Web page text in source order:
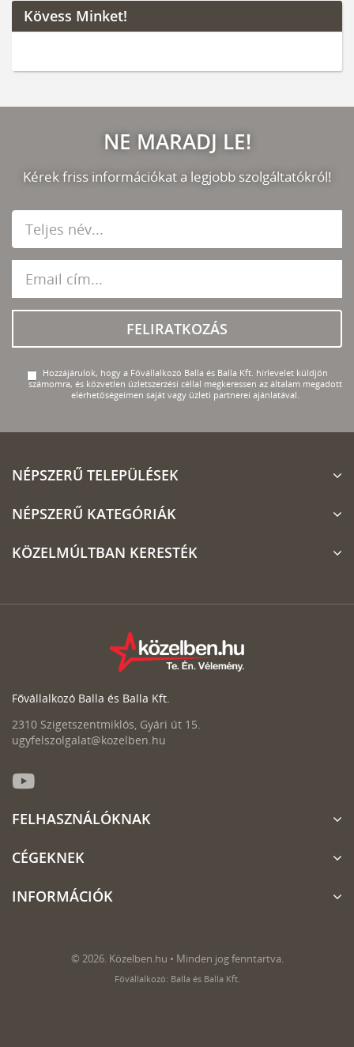
Kövess Minket!
NE MARADJ LE!
Kérek friss információkat a legjobb szolgáltatókról!
FELIRATKOZÁS
Hozzájárulok, hogy a Fővállalkozó Balla és Balla Kft. hírlevelet küldjön
számomra, és közvetlen üzletszerzési céllal megkeressen az általam megadott
elérhetőségeimen saját vagy üzleti partnerei ajánlatával.
NÉPSZERŰ TELEPÜLÉSEK
NÉPSZERŰ KATEGÓRIÁK
KÖZELMÚLTBAN KERESTÉK
Fővállalkozó Balla és Balla Kft.
2310 Szigetszentmiklós, Gyári út 15.
ugyfelszolgalat@kozelben.hu
FELHASZNÁLÓKNAK
CÉGEKNEK
INFORMÁCIÓK
© 2026. Közelben.hu • Minden jog fenntartva.
Fővállalkozó: Balla és Balla Kft.